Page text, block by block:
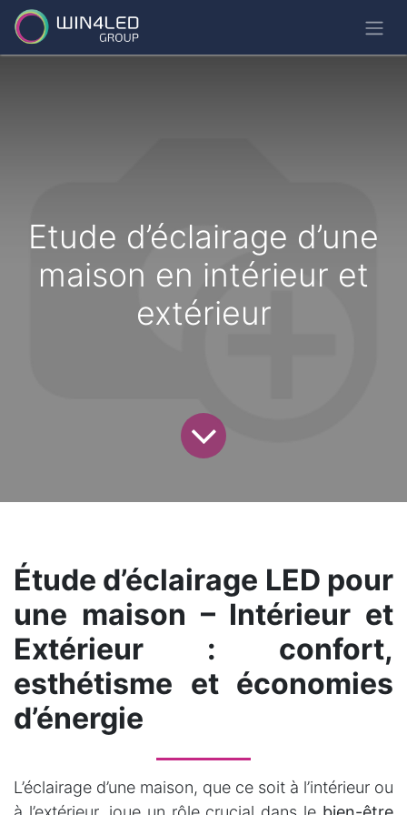
Etude d’éclairage d’une
maison en intérieur et
extérieur
Étude d’éclairage LED pour
une maison – Intérieur et
Extérieur : confort,
esthétisme et économies
d’énergie
L’éclairage d’une maison, que ce soit à l’intérieur ou